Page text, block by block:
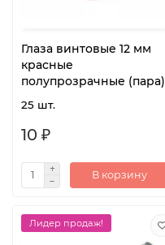
Глаза винтовые 12 мм
красные
полупрозрачные (пара)
25 шт.
10 ₽
В корзину
Лидер продаж!